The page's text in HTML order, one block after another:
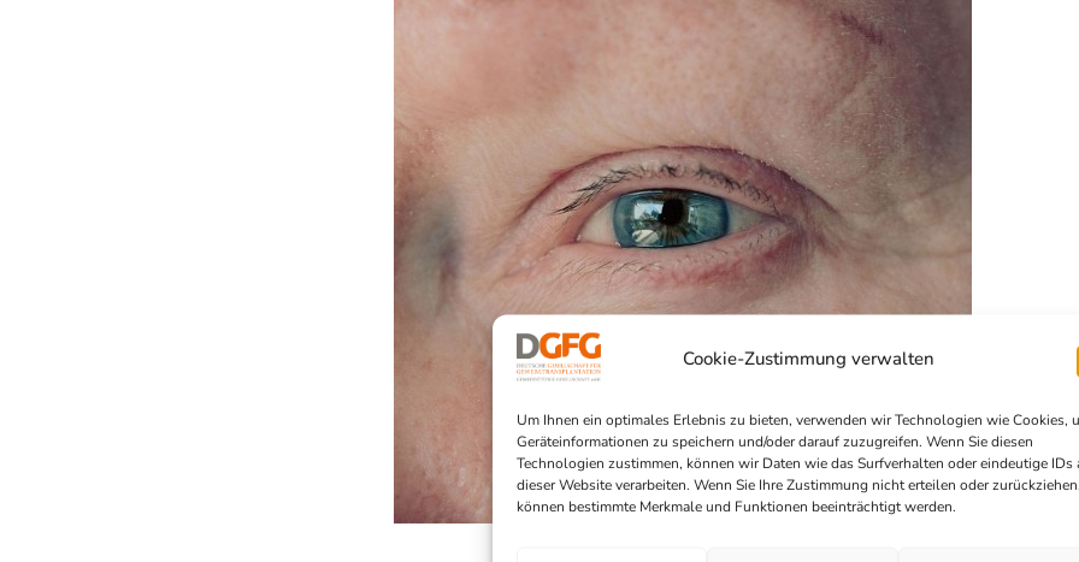
Cookie-Zustimmung verwalten
Um Ihnen ein optimales Erlebnis zu bieten, verwenden wir Technologien wie Cookies,
Geräteinformationen zu speichern und/oder darauf zuzugreifen. Wenn Sie diesen
Technologien zustimmen, können wir Daten wie das Surfverhalten oder eindeutige IDs
dieser Website verarbeiten. Wenn Sie Ihre Zustimmung nicht erteilen oder zurückziehen,
können bestimmte Merkmale und Funktionen beeinträchtigt werden.